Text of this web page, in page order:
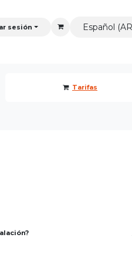
sesión Español
Tarifas